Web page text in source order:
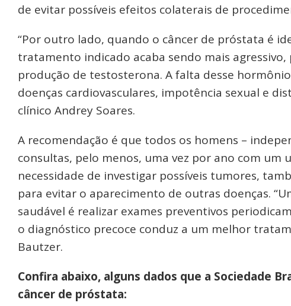
de evitar possíveis efeitos colaterais de
“Por outro lado, quando o câncer de próstata é
tratamento indicado acaba sendo mais
produção de testosterona. A falta desse
doenças cardiovasculares, impotência sexual e
clínico Andrey Soares.
A recomendação é que todos os homens –
consultas, pelo menos, uma vez por ano com um
necessidade de investigar possíveis tumores,
para evitar o aparecimento de outras doenças.
saudável é realizar exames preventivos
o diagnóstico precoce conduz a um melhor
Bautzer.
Confira abaixo, alguns dados que a Sociedade
câncer de próstata: